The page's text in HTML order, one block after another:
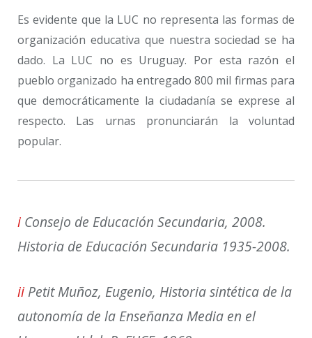
Es evidente que la LUC no representa las formas de
organización educativa que nuestra sociedad se ha
dado. La LUC no es Uruguay. Por esta razón el
pueblo organizado ha entregado 800 mil firmas para
que democráticamente la ciudadanía se exprese al
respecto. Las urnas pronunciarán la voluntad
popular.
i Consejo de Educación Secundaria, 2008.
Historia de Educación Secundaria 1935-2008.
ii Petit Muñoz, Eugenio, Historia sintética de la
autonomía de la Enseñanza Media en el